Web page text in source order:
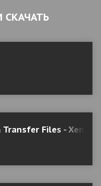
СКАЧАТЬ
Files -